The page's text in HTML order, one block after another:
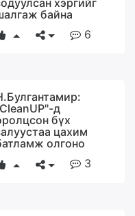
байна
6
д
бүх
цахим
олгоно
3